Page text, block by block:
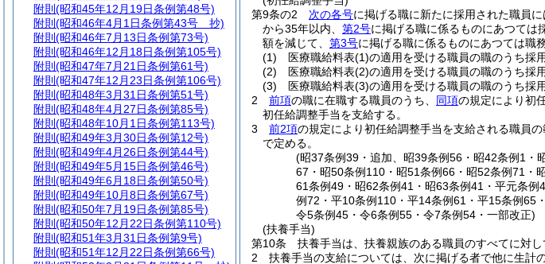
第9条の2
次の各号に掲げる職に新たに採用された職員に
から35年以内、 第2号に掲げる職に係るものにあつては
額を減じて、 第3号に掲げる職に係るものにあつては職
(1)
医療職給料表(1)の適用を受ける職員の職のうち採
(2)
医療職給料表(2)の適用を受ける職員の職のうち採
(3)
医療職給料表(3)の適用を受ける職員の職のうち採
2
前項の職に在職する職員のうち、 同項の規定により初
初任給調整手当を支給する。
3
前2項の規定により初任給調整手当を支給される職員
で定める。
(昭37条例39・追加、昭39条例56・昭42条例1・
67・昭50条例110・昭51条例66・昭52条例71・
61条例49・昭62条例41・昭63条例41・平元条
例72・平10条例110・平14条例61・平15条例65
令5条例45・令6条例55・令7条例54・一部改正)
(扶養手当)
第10条
扶養手当は、扶養親族のある職員のすべてに対し
2
扶養手当の支給については、次に掲げる者で他に生計
附則 (昭和45年12月19日条例第48号)
附則 (昭和46年4月1日条例第43号 抄)
附則 (昭和46年7月13日条例第73号)
附則 (昭和46年12月18日条例第105号)
附則 (昭和47年7月21日条例第61号)
附則 (昭和47年12月23日条例第106号)
附則 (昭和48年3月31日条例第51号)
附則 (昭和48年4月27日条例第85号)
附則 (昭和48年10月1日条例第113号)
附則 (昭和49年3月30日条例第12号)
附則 (昭和49年4月26日条例第44号)
附則 (昭和49年5月15日条例第46号)
附則 (昭和49年6月18日条例第50号)
附則 (昭和49年10月8日条例第67号)
附則 (昭和50年7月19日条例第85号)
附則 (昭和50年12月22日条例第110号)
附則 (昭和51年3月31日条例第9号)
附則 (昭和51年12月22日条例第66号)